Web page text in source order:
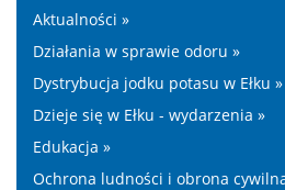
Aktualności »
Działania w sprawie odoru »
Dystrybucja jodku potasu w Ełku »
Dzieje się w Ełku - wydarzenia »
Edukacja »
Ochrona ludności i obrona